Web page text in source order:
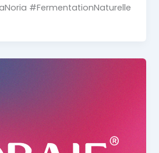
#FermentationNaturelle